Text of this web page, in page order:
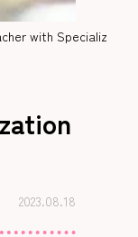
with
2023.08.18